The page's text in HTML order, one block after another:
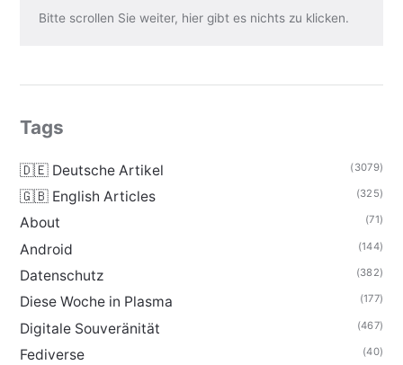
Bitte scrollen Sie weiter, hier gibt es nichts zu klicken.
Tags
🇩🇪 Deutsche Artikel (3079)
🇬🇧 English Articles (325)
About (71)
Android (144)
Datenschutz (382)
Diese Woche in Plasma (177)
Digitale Souveränität (467)
Fediverse (40)